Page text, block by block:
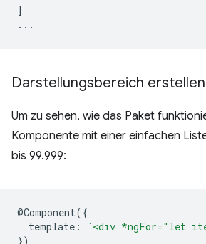
]
...
Darstellungsbereich erstellen
Um zu sehen, wie das Paket
Komponente mit einer einfachen
bis 99.999:
@Component({
template :
`<div *ngFor="let
})